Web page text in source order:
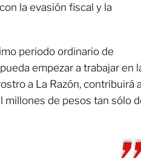
la evasión fiscal y la
periodo ordinario de
empezar a trabajar en
a La Razón, contribuirá a
de pesos tan sólo